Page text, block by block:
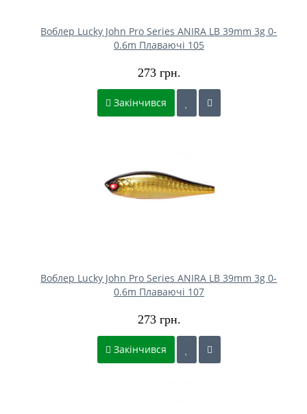
Воблер Lucky John Pro Series ANIRA LB 39mm 3g 0-
0.6m Плаваючі 105
273 грн.
Закінчився
Воблер Lucky John Pro Series ANIRA LB 39mm 3g 0-
0.6m Плаваючі 107
273 грн.
Закінчився